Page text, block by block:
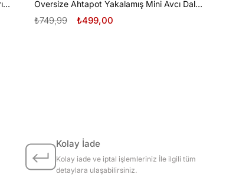
Oversize Tüplü Dalış ve Beyaz Diş tasarım unisex T-shirt Oversize Ahtapot Yakalamış Mini Avcı Dalgıç Tasarım unisex T-shirt
₺499,00
₺749,99
Kolay İade
Kolay iade ve iptal işlemleriniz İle ilgili tüm
detaylara ulaşabilirsiniz.